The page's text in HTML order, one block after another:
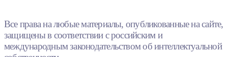
Все права на любые материалы, опубликованные на сайте,
защищены в соответствии с российским и
международным законодательством об интеллектуальной